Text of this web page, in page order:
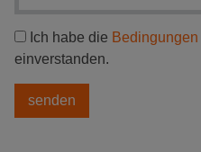
Ich habe die Bedingungen
einverstanden.